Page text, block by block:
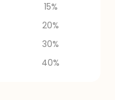
15%
20%
30%
40%